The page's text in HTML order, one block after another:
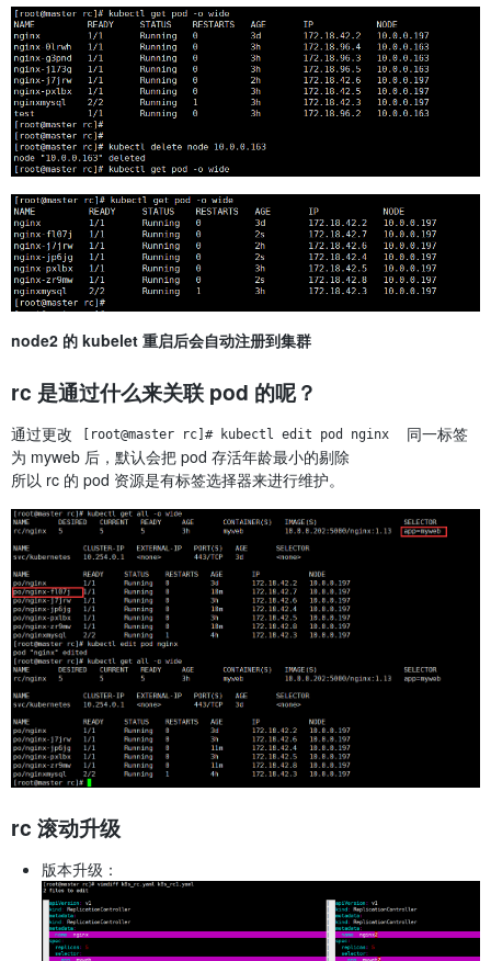
node2 的 kubelet 重启后会自动注册到集群
rc 是通过什么来关联 pod 的呢？
通过更改 [root@master rc]# kubectl edit pod nginx
同一标签
为 myweb 后，默认会把 pod 存活年龄最小的剔除
所以 rc 的 pod 资源是有标签选择器来进行维护。
rc 滚动升级
版本升级：